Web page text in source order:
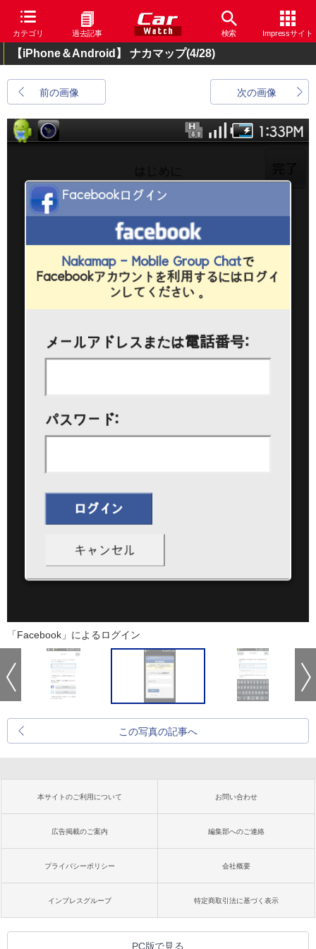
カテゴリ 過去記事 検索 Impressサイト
【iPhone＆Android】 ナカマップ(4/28)
前の画像 次の画像
「Facebook」によるログイン
この写真の記事へ
本サイトのご利用について お問い合わせ
広告掲載のご案内 編集部へのご連絡
プライバシーポリシー 会社概要
インプレスグループ 特定商取引法に基づく表示
PC版で見る